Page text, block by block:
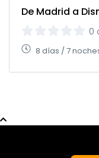
De Madrid a
0
8 días / 7